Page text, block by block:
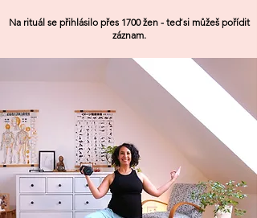
Na rituál se přihlásilo přes 1700 žen - teď si můžeš pořídit
záznam.